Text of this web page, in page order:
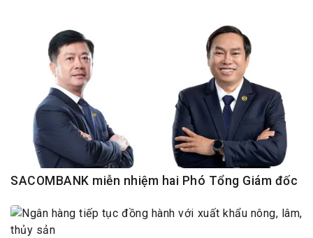
SACOMBANK miễn nhiệm hai Phó Tổng Giám đốc